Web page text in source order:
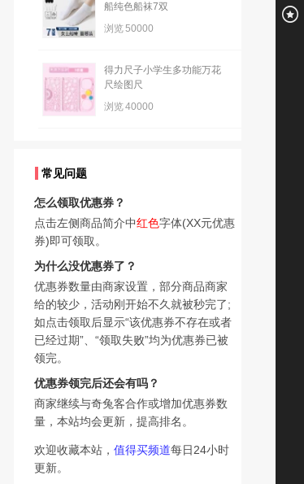
船纯色船袜7双
浏览50000
得力尺子小学生多功能万花
尺绘图尺
浏览40000
常见问题
怎么领取优惠券？
点击左侧商品简介中红色字体(XX元优惠
券)即可领取。
为什么没优惠券了？
优惠券数量由商家设置，部分商品商家
给的较少，活动刚开始不久就被秒完了;
如点击领取后显示“该优惠券不存在或者
已经过期”、“领取失败”均为优惠券已被
领完。
优惠券领完后还会有吗？
商家继续与奇兔客合作或增加优惠券数
量，本站均会更新，提高排名。
欢迎收藏本站， 值得买频道每日24小时
更新。